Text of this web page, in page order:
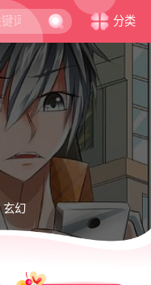
分类
玄幻